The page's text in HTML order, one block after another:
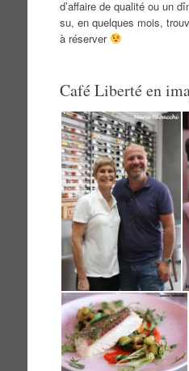
d’affaire de qualité ou un
su, en quelques mois,
à réserver
Café Liberté en